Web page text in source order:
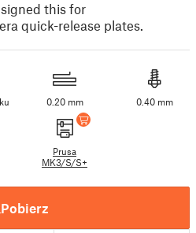
this for
quick-release plates.
0.20 mm 0.40 mm
Prusa
MK3/S/S+
Pobierz